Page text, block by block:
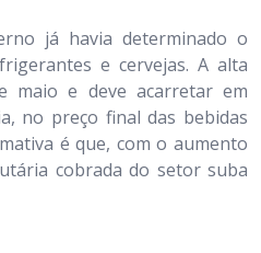
já havia determinado o
e cervejas. A alta
maio e deve acarretar em
no preço final das bebidas
é que, com o aumento
cobrada do setor suba